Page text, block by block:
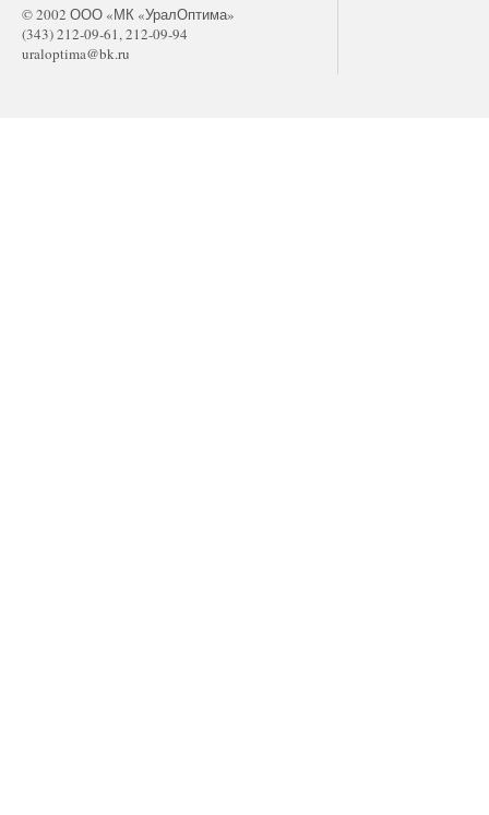
© 2002 ООО «МК «УралОптима»
(343) 212-09-61, 212-09-94
uraloptima@bk.ru